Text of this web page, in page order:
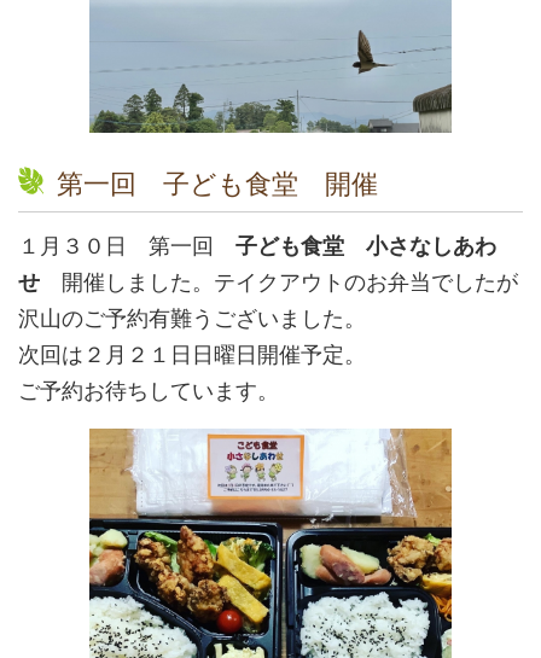
第一回 子ども食堂 開催
１月３０日 第一回 子ども食堂 小さなしあわ
せ 開催しました。テイクアウトのお弁当でしたが
沢山のご予約有難うございました。
次回は２月２１日日曜日開催予定。
ご予約お待ちしています。